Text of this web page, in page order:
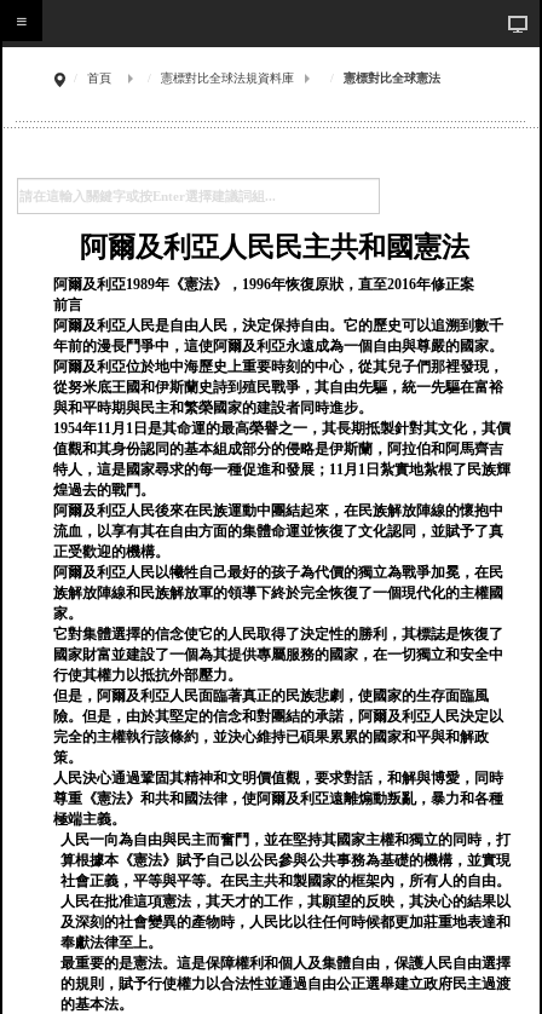
首頁 憲標對比全球法規資料庫 憲標對比全球憲法
阿爾及利亞人民民主共和國憲法
阿爾及利亞1989年《憲法》，1996年恢復原狀，直至2016年修正案
前言
阿爾及利亞人民是自由人民，決定保持自由。它的歷史可以追溯到數千
年前的漫長鬥爭中，這使阿爾及利亞永遠成為一個自由與尊嚴的國家。
阿爾及利亞位於地中海歷史上重要時刻的中心，從其兒子們那裡發現，
從努米底王國和伊斯蘭史詩到殖民戰爭，其自由先驅，統一先驅在富裕
與和平時期與民主和繁榮國家的建設者同時進步。
1954年11月1日是其命運的最高榮譽之一，其長期抵製針對其文化，其價
值觀和其身份認同的基本組成部分的侵略是伊斯蘭，阿拉伯和阿馬齊吉
特人，這是國家尋求的每一種促進和發展；11月1日紮實地紮根了民族輝
煌過去的戰鬥。
阿爾及利亞人民後來在民族運動中團結起來，在民族解放陣線的懷抱中
流血，以享有其在自由方面的集體命運並恢復了文化認同，並賦予了真
正受歡迎的機構。
阿爾及利亞人民以犧牲自己最好的孩子為代價的獨立為戰爭加冕，在民
族解放陣線和民族解放軍的領導下終於完全恢復了一個現代化的主權國
家。
它對集體選擇的信念使它的人民取得了決定性的勝利，其標誌是恢復了
國家財富並建設了一個為其提供專屬服務的國家，在一切獨立和安全中
行使其權力以抵抗外部壓力。
但是，阿爾及利亞人民面臨著真正的民族悲劇，使國家的生存面臨風
險。但是，由於其堅定的信念和對團結的承諾，阿爾及利亞人民決定以
完全的主權執行該條約，並決心維持已碩果累累的國家和平與和解政
策。
人民決心通過鞏固其精神和文明價值觀，要求對話，和解與博愛，同時
尊重《憲法》和共和國法律，使阿爾及利亞遠離煽動叛亂，暴力和各種
極端主義。
人民一向為自由與民主而奮鬥，並在堅持其國家主權和獨立的同時，打
算根據本《憲法》賦予自己以公民參與公共事務為基礎的機構，並實現
社會正義，平等與平等。在民主共和製國家的框架內，所有人的自由。
人民在批准這項憲法，其天才的工作，其願望的反映，其決心的結果以
及深刻的社會變異的產物時，人民比以往任何時候都更加莊重地表達和
奉獻法律至上。
最重要的是憲法。這是保障權利和個人及集體自由，保護人民自由選擇
的規則，賦予行使權力以合法性並通過自由公正選舉建立政府民主過渡
的基本法。